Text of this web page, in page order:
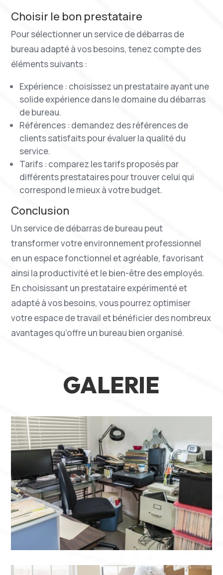
Choisir le bon prestataire
Pour sélectionner un service de débarras de
bureau adapté à vos besoins, tenez compte des
éléments suivants :
Expérience : choisissez un prestataire ayant une
solide expérience dans le domaine du débarras
de bureau.
Références : demandez des références de
clients satisfaits pour évaluer la qualité du
service.
Tarifs : comparez les tarifs proposés par
différents prestataires pour trouver celui qui
correspond le mieux à votre budget.
Conclusion
Un service de débarras de bureau peut
transformer votre environnement professionnel
en un espace fonctionnel et agréable, favorisant
ainsi la productivité et le bien-être des employés.
En choisissant un prestataire expérimenté et
adapté à vos besoins, vous pourrez optimiser
votre espace de travail et bénéficier des nombreux
avantages qu’offre un bureau bien organisé.
GALERIE